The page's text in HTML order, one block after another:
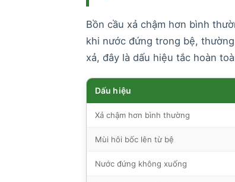
Bồn cầu xả chậm hơn bình
khi nước đứng trong bệ,
xả, đây là dấu hiệu tắc hoàn
Dấu hiệu
Xả chậm hơn bình thường
Mùi hôi bốc lên từ bệ
Nước đứng không xuống